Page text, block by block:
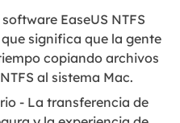
EaseUS NTFS
significa que la gente
copiando archivos
al sistema Mac.
- La transferencia de